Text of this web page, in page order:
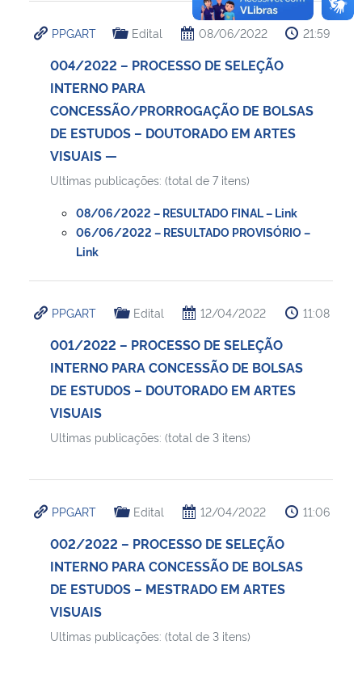
PPGART Edital 08/06/2022 21:59
004/2022 – PROCESSO DE SELEÇÃO
INTERNO PARA
CONCESSÃO/PRORROGAÇÃO DE BOLSAS
DE ESTUDOS – DOUTORADO EM ARTES
VISUAIS —
Ultimas publicações: (total de 7 itens)
08/06/2022 – RESULTADO FINAL – Link
06/06/2022 – RESULTADO PROVISÓRIO –
Link
PPGART Edital 12/04/2022 11:08
001/2022 – PROCESSO DE SELEÇÃO
INTERNO PARA CONCESSÃO DE BOLSAS
DE ESTUDOS – DOUTORADO EM ARTES
VISUAIS
Ultimas publicações: (total de 3 itens)
PPGART Edital 12/04/2022 11:06
002/2022 – PROCESSO DE SELEÇÃO
INTERNO PARA CONCESSÃO DE BOLSAS
DE ESTUDOS – MESTRADO EM ARTES
VISUAIS
Ultimas publicações: (total de 3 itens)